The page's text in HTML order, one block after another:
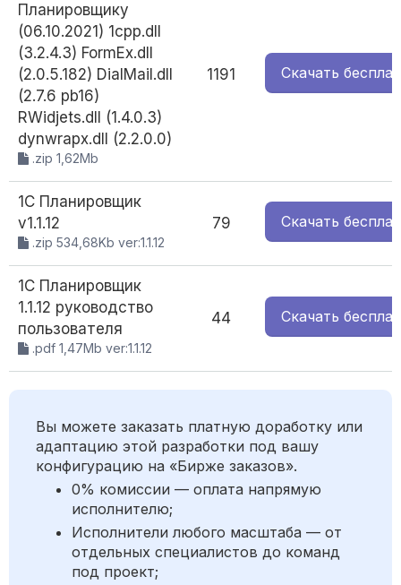
Планировщику
(06.10.2021) 1cpp.dll
(3.2.4.3) FormEx.dll
(2.0.5.182) DialMail.dll
(2.7.6 pb16)
RWidjets.dll (1.4.0.3)
dynwrapx.dll (2.2.0.0)
.zip 1,62Mb
1191 Скачать
1С Планировщик
v1.1.12
.zip 534,68Kb ver:1.1.12
79 Скачать
1С Планировщик
1.1.12 руководство
пользователя
.pdf 1,47Mb ver:1.1.12
44 Скачать
Вы можете заказать платную доработку или
адаптацию этой разработки под вашу
конфигурацию на «Бирже заказов».
0% комиссии — оплата напрямую
исполнителю;
Исполнители любого масштаба — от
отдельных специалистов до команд
под проект;